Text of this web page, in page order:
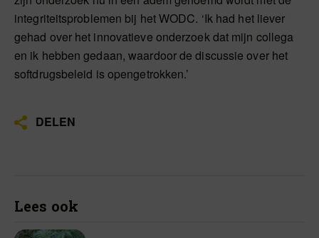
integriteitsproblemen bij het WODC. ‘Ik had het liever
gehad over het innovatieve onderzoek dat mijn collega
en ik hebben gedaan, waardoor de discussie over het
softdrugsbeleid is opengetrokken.’
DELEN
Lees ook